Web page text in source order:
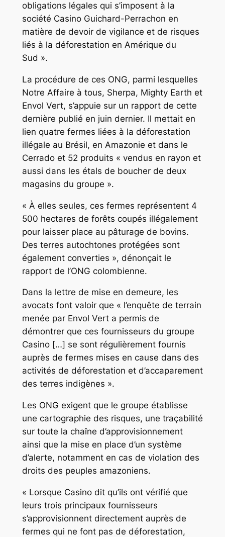
obligations légales qui s’imposent à la
société Casino Guichard-Perrachon en
matière de devoir de vigilance et de risques
liés à la déforestation en Amérique du
Sud ».
La procédure de ces ONG, parmi lesquelles
Notre Affaire à tous, Sherpa, Mighty Earth et
Envol Vert, s’appuie sur un rapport de cette
dernière publié en juin dernier. Il mettait en
lien quatre fermes liées à la déforestation
illégale au Brésil, en Amazonie et dans le
Cerrado et 52 produits « vendus en rayon et
aussi dans les étals de boucher de deux
magasins du groupe ».
« À elles seules, ces fermes représentent 4
500 hectares de forêts coupés illégalement
pour laisser place au pâturage de bovins.
Des terres autochtones protégées sont
également converties », dénonçait le
rapport de l’ONG colombienne.
Dans la lettre de mise en demeure, les
avocats font valoir que « l’enquête de terrain
menée par Envol Vert a permis de
démontrer que ces fournisseurs du groupe
Casino […] se sont régulièrement fournis
auprès de fermes mises en cause dans des
activités de déforestation et d’accaparement
des terres indigènes ».
Les ONG exigent que le groupe établisse
une cartographie des risques, une traçabilité
sur toute la chaîne d’approvisionnement
ainsi que la mise en place d’un système
d’alerte, notamment en cas de violation des
droits des peuples amazoniens.
« Lorsque Casino dit qu’ils ont vérifié que
leurs trois principaux fournisseurs
s’approvisionnent directement auprès de
fermes qui ne font pas de déforestation,